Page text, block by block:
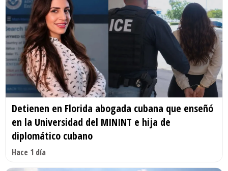
Detienen en Florida abogada cubana que enseñó
en la Universidad del MININT e hija de
diplomático cubano
Hace 1 día